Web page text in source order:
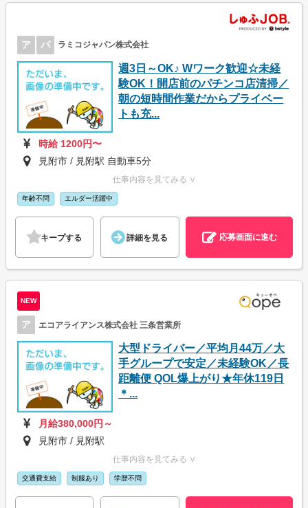
ア パ ラミコジャパン株式会社
週3日～OK♪ Wワーク歓迎☆未経
験OK！開店前のパチンコ店清掃／
朝の短時間作業だからプライベー
トも充...
時給 1200円〜
見附市 / 見附駅 自動車5分
仕事内容を見てみる ∨
年齢不問 エルダー活躍中
キープする 詳細を見る 応募画面に進む
NEW
ア エコアライアンス株式会社 三条営業所
大型ドライバー／平均月44万／大
手グループで安定／未経験OK／長
距離便 QOL爆上がり★年休119日
＊...
月給380,000円～
見附市 / 見附駅
仕事内容を見てみる ∨
交通費支給 制服あり 学歴不問